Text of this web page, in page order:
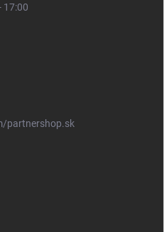
17:00
partnershop.sk